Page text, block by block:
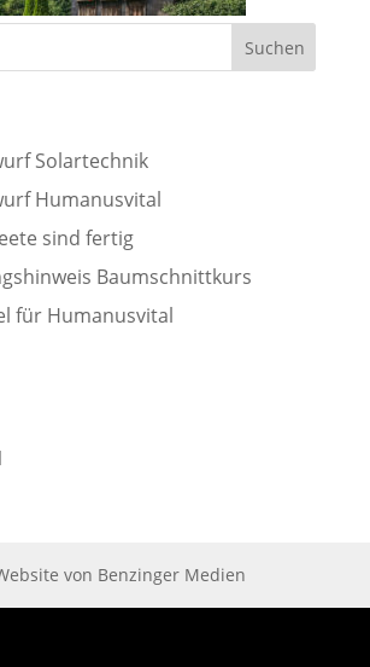
Solartechnik
Humanusvital
sind fertig
Baumschnittkurs
für Humanusvital
von Benzinger Medien